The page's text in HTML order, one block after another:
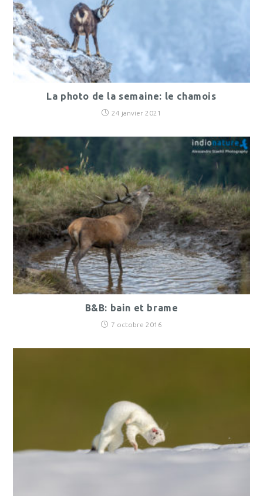
La photo de la semaine: le chamois
24 janvier 2021
B&B: bain et brame
7 octobre 2016